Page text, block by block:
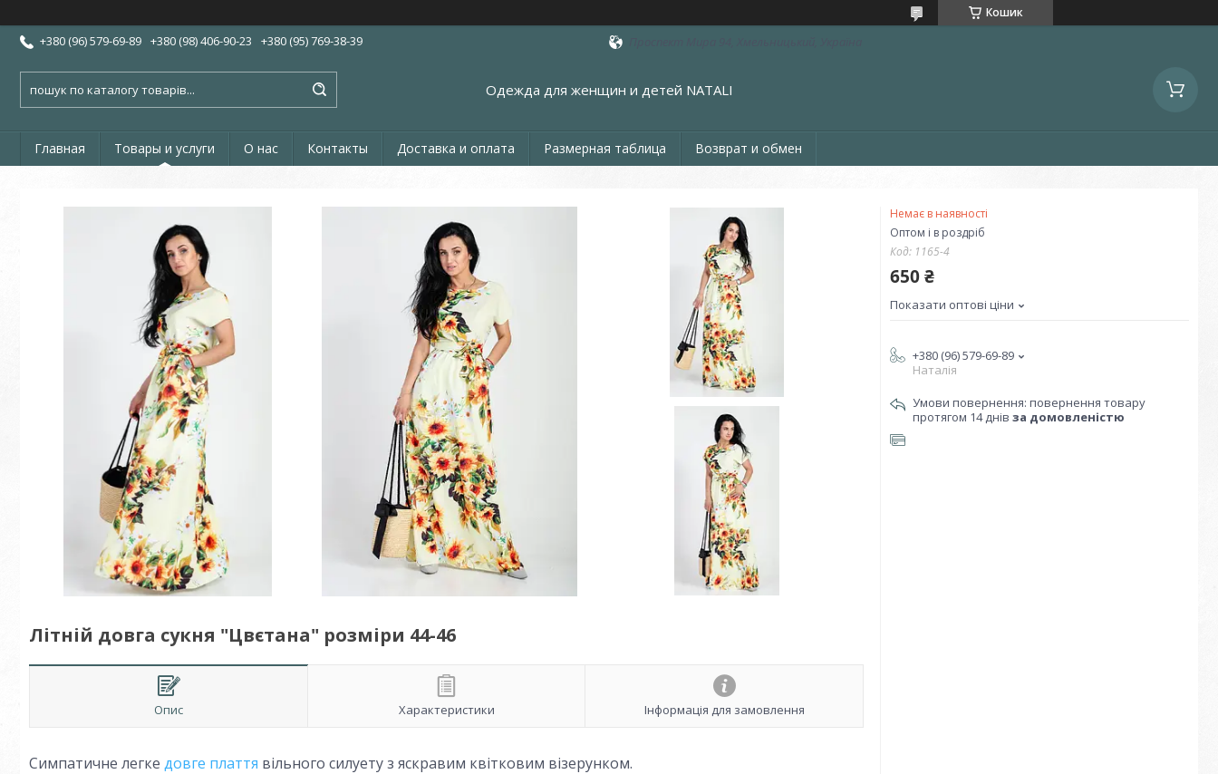
Кошик
+380 (96) 579-69-89 +380 (98) 406-90-23 +380 (95) 769-38-39
Одежда для женщин и детей NATALI
Главная Товары и услуги О нас Контакты Доставка и оплата Размерная таблица Возврат и обмен
Літній довга сукня "Цвєтана" розміри 44-46
Опис Характеристики Інформація для замовлення
Симпатичне легке довге плаття вільного силуету з яскравим квітковим візерунком.
Немає в наявності
Оптом і в роздріб
Код: 1165-4
650 ₴
Показати оптові ціни
+380 (96) 579-69-89
Наталія
повернення товару
протягом 14 днів за домовленістю